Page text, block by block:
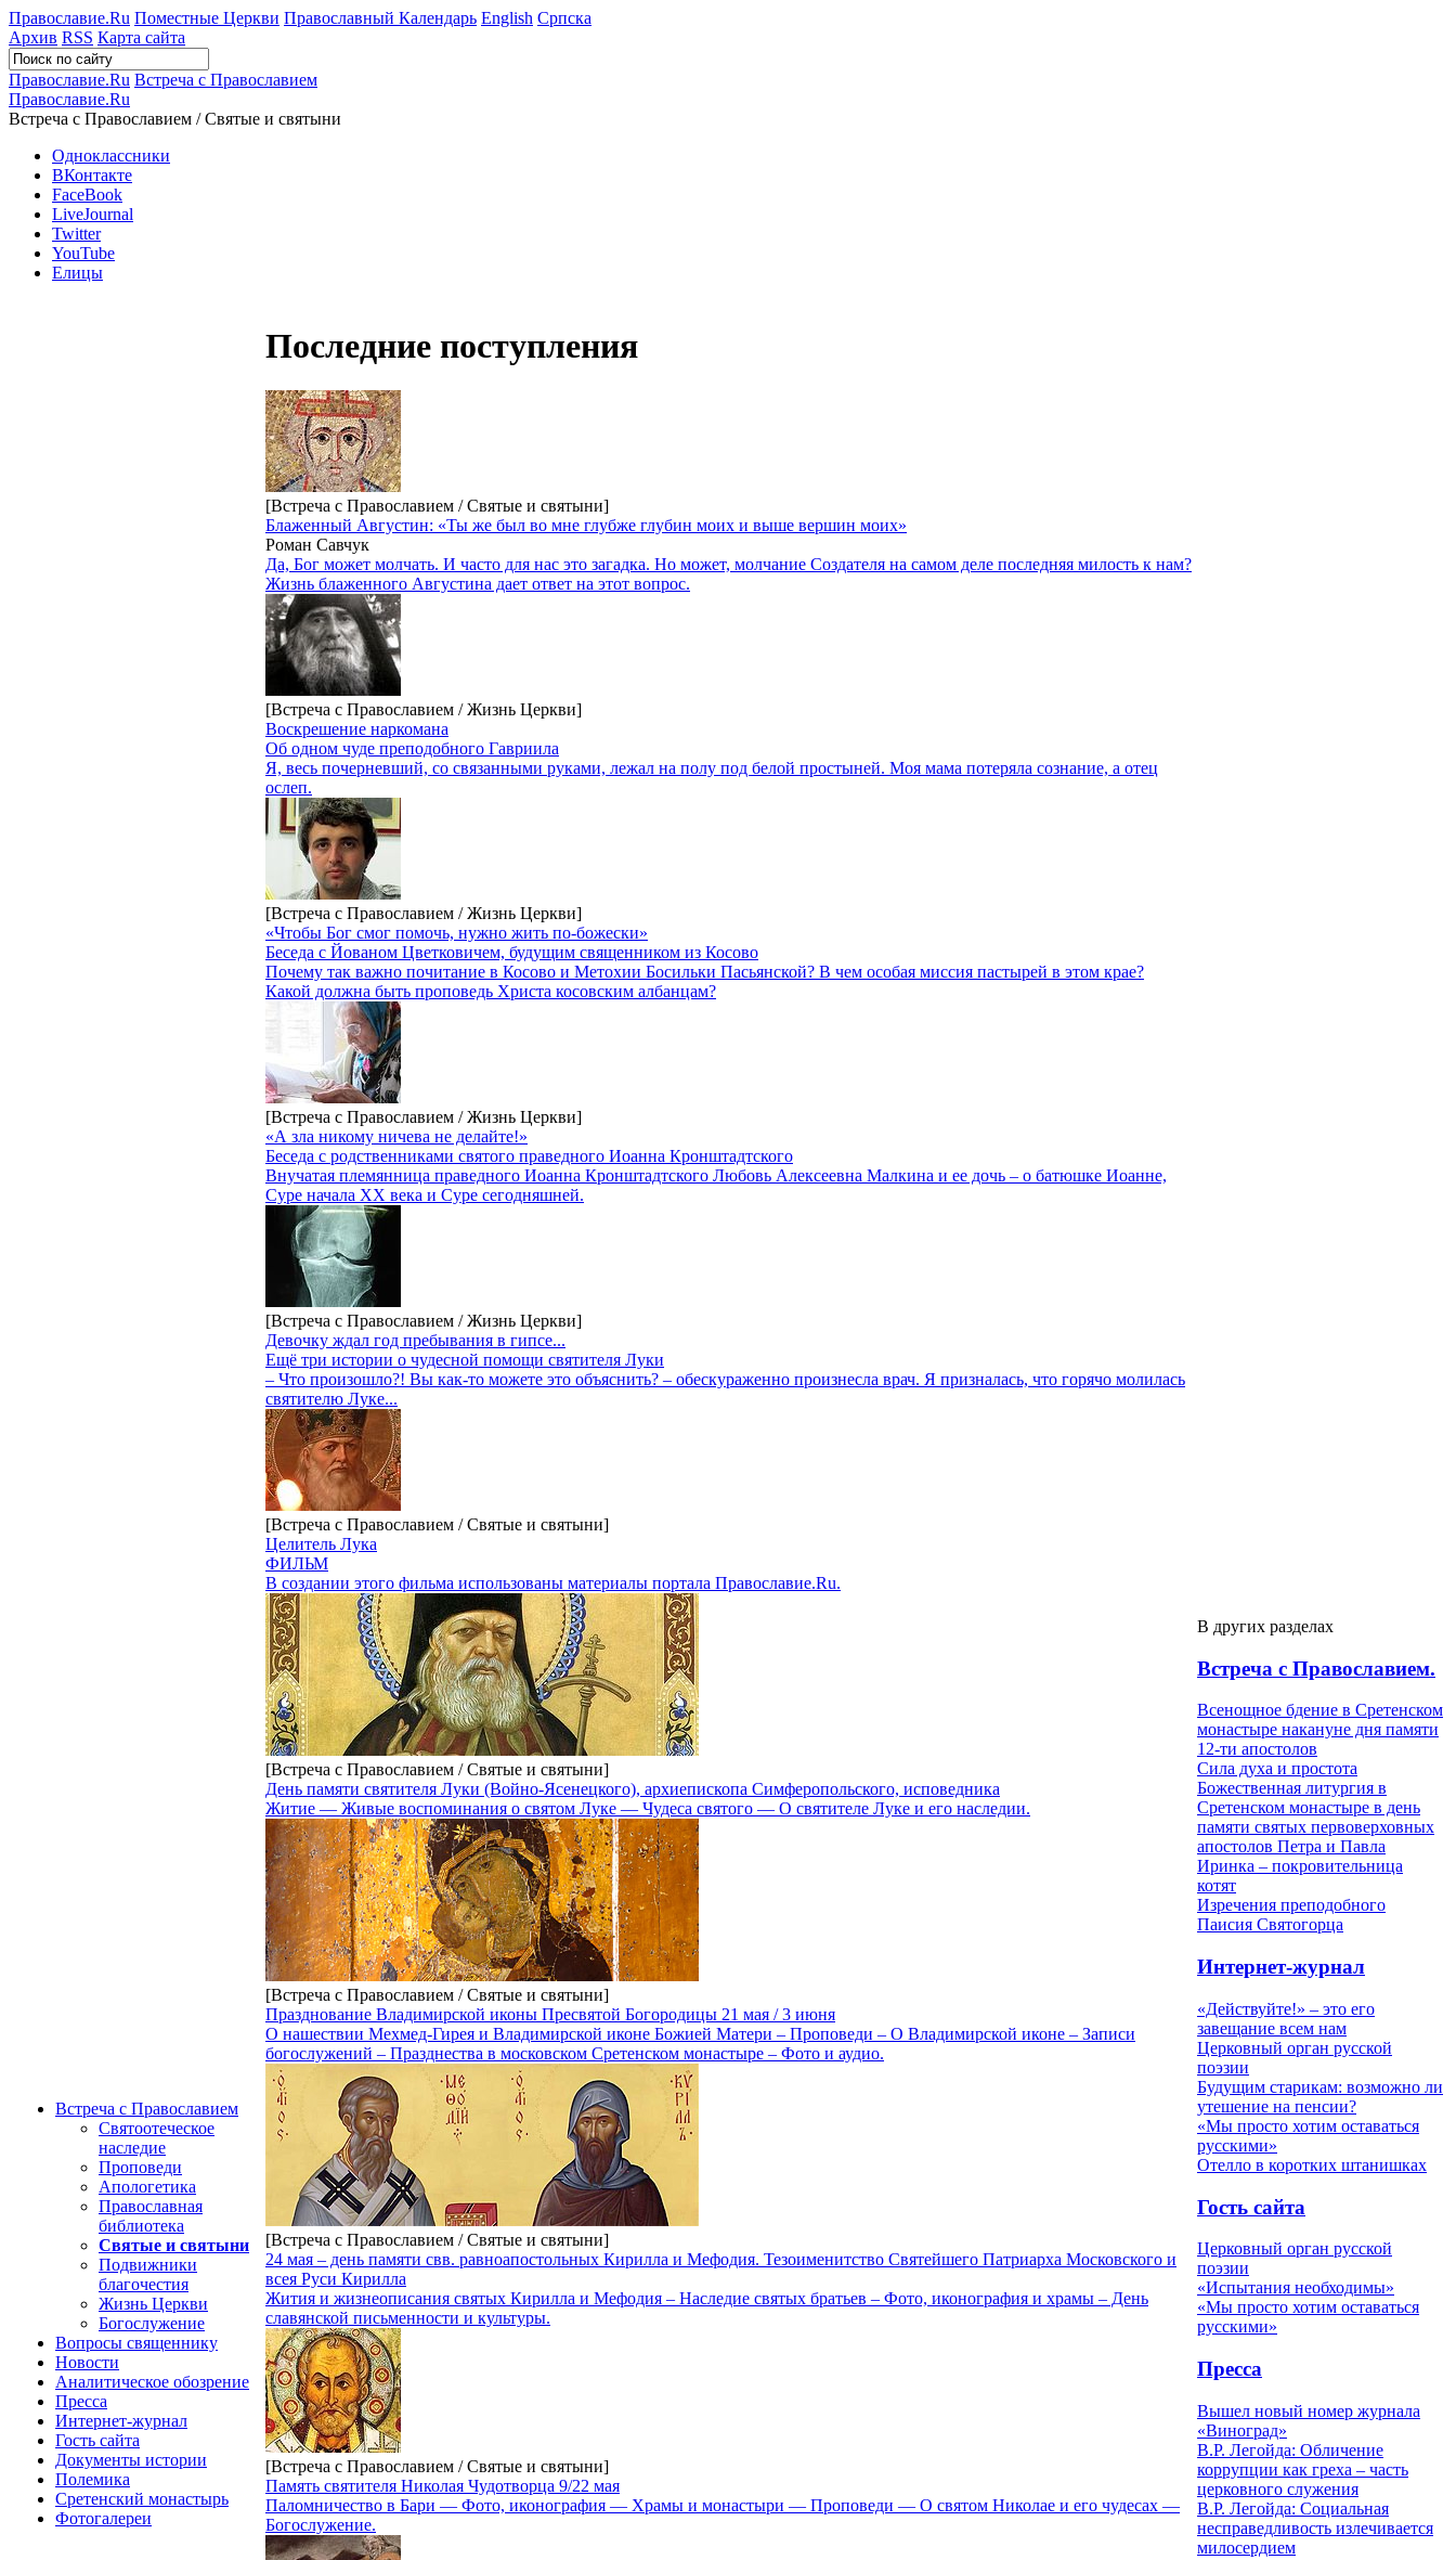
Православие.Ru Поместные Церкви Православный Календарь English Српска
Архив RSS Карта сайта
Православие.Ru Встреча с Православием
Православие.Ru
Встреча с Православием / Святые и святыни
Одноклассники
ВКонтакте
FaceBook
LiveJournal
Twitter
YouTube
Елицы
Встреча с Православием
Святоотеческое
наследие
Проповеди
Апологетика
Православная
библиотека
Святые и святыни
Подвижники
благочестия
Жизнь Церкви
Богослужение
Вопросы священнику
Новости
Аналитическое обозрение
Пресса
Интернет-журнал
Гость сайта
Документы истории
Полемика
Сретенский монастырь
Фотогалереи
Последние поступления
[Встреча с Православием / Святые и святыни]
Блаженный Августин: «Ты же был во мне глубже глубин моих и выше вершин моих»
Роман Савчук
Да, Бог может молчать. И часто для нас это загадка. Но может, молчание Создателя на самом деле последняя милость к нам?
Жизнь блаженного Августина дает ответ на этот вопрос.
[Встреча с Православием / Жизнь Церкви]
Воскрешение наркомана
Об одном чуде преподобного Гавриила
Я, весь почерневший, со связанными руками, лежал на полу под белой простыней. Моя мама потеряла сознание, а отец
ослеп.
[Встреча с Православием / Жизнь Церкви]
«Чтобы Бог смог помочь, нужно жить по-божески»
Беседа с Йованом Цветковичем, будущим священником из Косово
Почему так важно почитание в Косово и Метохии Босильки Пасьянской? В чем особая миссия пастырей в этом крае?
Какой должна быть проповедь Христа косовским албанцам?
[Встреча с Православием / Жизнь Церкви]
«А зла никому ничева не делайте!»
Беседа с родственниками святого праведного Иоанна Кронштадтского
Внучатая племянница праведного Иоанна Кронштадтского Любовь Алексеевна Малкина и ее дочь – о батюшке Иоанне,
Суре начала XX века и Суре сегодняшней.
[Встреча с Православием / Жизнь Церкви]
Девочку ждал год пребывания в гипсе...
Ещё три истории о чудесной помощи святителя Луки
– Что произошло?! Вы как-то можете это объяснить? – обескураженно произнесла врач. Я призналась, что горячо молилась
святителю Луке...
[Встреча с Православием / Святые и святыни]
Целитель Лука
ФИЛЬМ
В создании этого фильма использованы материалы портала Православие.Ru.
[Встреча с Православием / Святые и святыни]
День памяти святителя Луки (Войно-Ясенецкого), архиепископа Симферопольского, исповедника
Житие — Живые воспоминания о святом Луке — Чудеса святого — О святителе Луке и его наследии.
[Встреча с Православием / Святые и святыни]
Празднование Владимирской иконы Пресвятой Богородицы 21 мая / 3 июня
О нашествии Мехмед-Гирея и Владимирской иконе Божией Матери – Проповеди – О Владимирской иконе – Записи
богослужений – Празднества в московском Сретенском монастыре – Фото и аудио.
[Встреча с Православием / Святые и святыни]
24 мая – день памяти свв. равноапостольных Кирилла и Мефодия. Тезоименитство Святейшего Патриарха Московского и
всея Руси Кирилла
Жития и жизнеописания святых Кирилла и Мефодия – Наследие святых братьев – Фото, иконография и храмы – День
славянской письменности и культуры.
[Встреча с Православием / Святые и святыни]
Память святителя Николая Чудотворца 9/22 мая
Паломничество в Бари — Фото, иконография — Храмы и монастыри — Проповеди — О святом Николае и его чудесах —
Богослужение.
В других разделах
Встреча с Православием.
Всенощное бдение в Сретенском
монастыре накануне дня памяти
12-ти апостолов
Сила духа и простота
Божественная литургия в
Сретенском монастыре в день
памяти святых первоверховных
апостолов Петра и Павла
Иринка – покровительница
котят
Изречения преподобного
Паисия Святогорца
Интернет-журнал
«Действуйте!» – это его
завещание всем нам
Церковный орган русской
поэзии
Будущим старикам: возможно ли
утешение на пенсии?
«Мы просто хотим оставаться
русскими»
Отелло в коротких штанишках
Гость сайта
Церковный орган русской
поэзии
«Испытания необходимы»
«Мы просто хотим оставаться
русскими»
Пресса
Вышел новый номер журнала
«Виноград»
В.Р. Легойда: Обличение
коррупции как греха – часть
церковного служения
В.Р. Легойда: Социальная
несправедливость излечивается
милосердием